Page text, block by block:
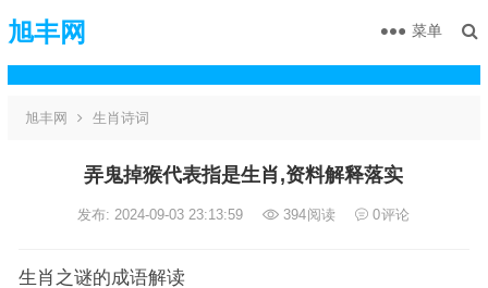
旭丰网 菜单
旭丰网 生肖诗词
弄鬼掉猴代表指是生肖,资料解释落实
发布: 2024-09-03 23:13:59 394阅读 0评论
生肖之谜的成语解读